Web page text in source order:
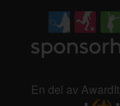
En del av AwardIt